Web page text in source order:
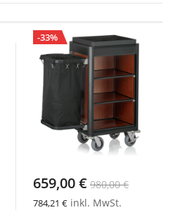
-33%
659,00 € 980,00 €
784,21 € inkl. MwSt.